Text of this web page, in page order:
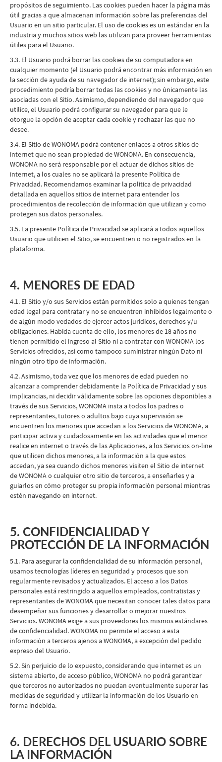
propósitos de seguimiento. Las cookies pueden hacer la página más
útil gracias a que almacenan información sobre las preferencias del
Usuario en un sitio particular. El uso de cookies es un estándar en la
industria y muchos sitios web las utilizan para proveer herramientas
útiles para el Usuario.
3.3. El Usuario podrá borrar las cookies de su computadora en
cualquier momento (el Usuario podrá encontrar más información en
la sección de ayuda de su navegador de internet); sin embargo, este
procedimiento podría borrar todas las cookies y no únicamente las
asociadas con el Sitio. Asimismo, dependiendo del navegador que
utilice, el Usuario podrá configurar su navegador para que le
otorgue la opción de aceptar cada cookie y rechazar las que no
desee.
3.4. El Sitio de WONOMA podrá contener enlaces a otros sitios de
internet que no sean propiedad de WONOMA. En consecuencia,
WONOMA no será responsable por el actuar de dichos sitios de
internet, a los cuales no se aplicará la presente Política de
Privacidad. Recomendamos examinar la política de privacidad
detallada en aquellos sitios de internet para entender los
procedimientos de recolección de información que utilizan y como
protegen sus datos personales.
3.5. La presente Política de Privacidad se aplicará a todos aquellos
Usuario que utilicen el Sitio, se encuentren o no registrados en la
plataforma.
4. MENORES DE EDAD
4.1. El Sitio y/o sus Servicios están permitidos solo a quienes tengan
edad legal para contratar y no se encuentren inhibidos legalmente o
de algún modo vedados de ejercer actos jurídicos, derechos y/u
obligaciones. Habida cuenta de ello, los menores de 18 años no
tienen permitido el ingreso al Sitio ni a contratar con WONOMA los
Servicios ofrecidos, así como tampoco suministrar ningún Dato ni
ningún otro tipo de información.
4.2. Asimismo, toda vez que los menores de edad pueden no
alcanzar a comprender debidamente la Política de Privacidad y sus
implicancias, ni decidir válidamente sobre las opciones disponibles a
través de sus Servicios, WONOMA insta a todos los padres o
representantes, tutores o adultos bajo cuya supervisión se
encuentren los menores que accedan a los Servicios de WONOMA, a
participar activa y cuidadosamente en las actividades que el menor
realice en internet o través de las Aplicaciones, a los Servicios on-line
que utilicen dichos menores, a la información a la que estos
accedan, ya sea cuando dichos menores visiten el Sitio de internet
de WONOMA o cualquier otro sitio de terceros, a enseñarles y a
guiarlos en cómo proteger su propia información personal mientras
estén navegando en internet.
5. CONFIDENCIALIDAD Y
PROTECCIÓN DE LA INFORMACIÓN
5.1. Para asegurar la confidencialidad de su información personal,
usamos tecnologías líderes en seguridad y procesos que son
regularmente revisados y actualizados. El acceso a los Datos
personales está restringido a aquellos empleados, contratistas y
representantes de WONOMA que necesitan conocer tales datos para
desempeñar sus funciones y desarrollar o mejorar nuestros
Servicios. WONOMA exige a sus proveedores los mismos estándares
de confidencialidad. WONOMA no permite el acceso a esta
información a terceros ajenos a WONOMA, a excepción del pedido
expreso del Usuario.
5.2. Sin perjuicio de lo expuesto, considerando que internet es un
sistema abierto, de acceso público, WONOMA no podrá garantizar
que terceros no autorizados no puedan eventualmente superar las
medidas de seguridad y utilizar la información de los Usuario en
forma indebida.
6. DERECHOS DEL USUARIO SOBRE
LA INFORMACIÓN